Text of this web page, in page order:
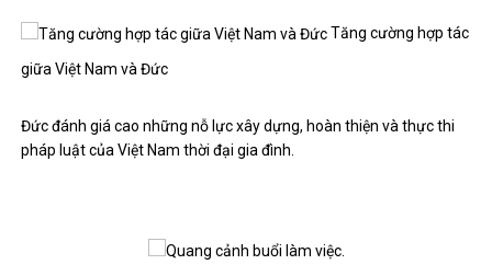
Tăng cường hợp tác
giữa Việt Nam và Đức
Đức đánh giá cao những nỗ lực xây dựng, hoàn thiện và thực thi
pháp luật của Việt Nam thời đại gia đình.